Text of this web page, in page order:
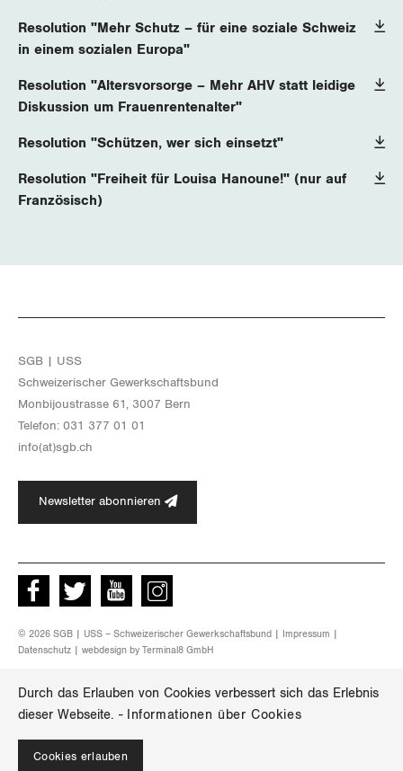
Durch das Erlauben von Cookies verbessert sich das Erlebnis
dieser Webseite. - Informationen über Cookies
Cookies erlauben
Resolution "Mehr Schutz – für eine soziale Schweiz
in einem sozialen Europa"
Resolution "Altersvorsorge – Mehr AHV statt leidige
Diskussion um Frauenrentenalter"
Resolution "Schützen, wer sich einsetzt"
Resolution "Freiheit für Louisa Hanoune!" (nur auf
Französisch)
SGB | USS
Schwei­ze­ri­scher Ge­werk­schafts­bund
Mon­bi­joustras­se 61, 3007 Bern
Te­le­fon: 031 377 01 01
info(at)​sgb.​ch
Newsletter abonnieren
Facebook Twitter Youtube instagram
© 2026 SGB | USS – Schweizerischer Gewerkschaftsbund | Impressum
Datenschutz | webdesign by Terminal8 GmbH